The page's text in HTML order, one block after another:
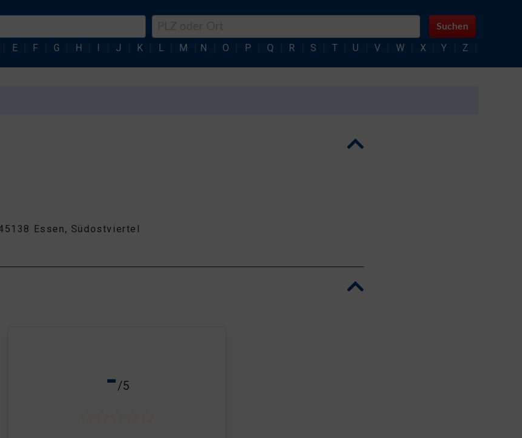
Suchen
E F G H I J K L M N O P Q R S T U V W X Y Z
Essen, Südostviertel
-/5